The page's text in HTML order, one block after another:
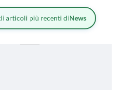
articoli più recenti diNews